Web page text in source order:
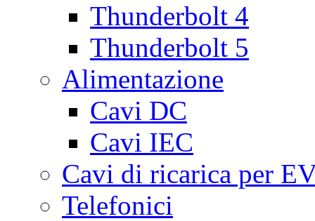
Thunderbolt 4
Thunderbolt 5
Alimentazione
Cavi DC
Cavi IEC
Cavi di ricarica per
Telefonici